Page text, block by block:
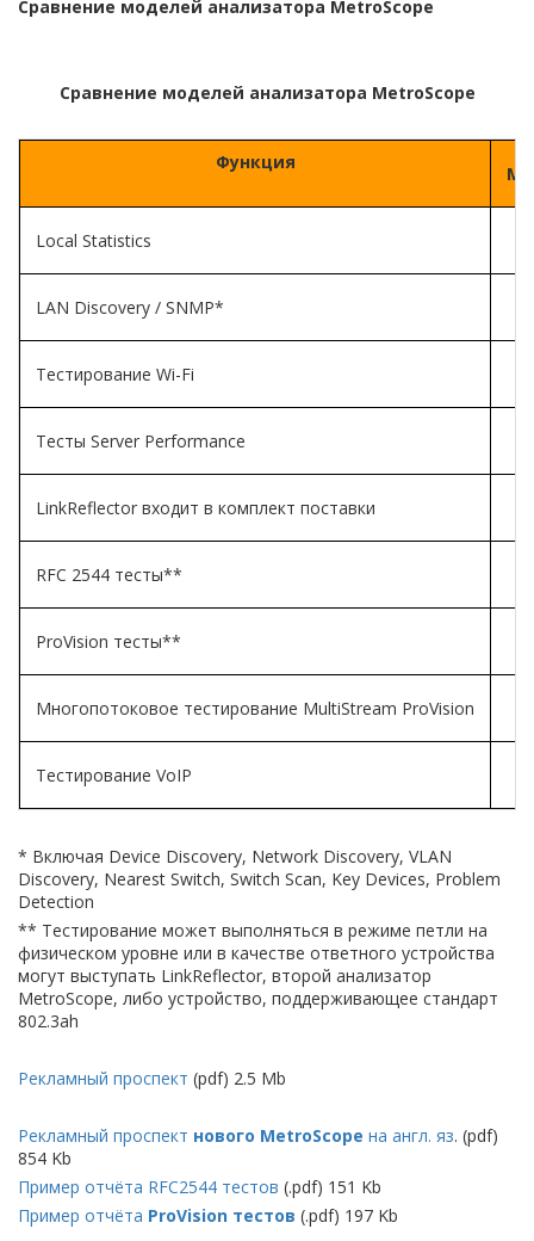
Сравнение моделей анализатора MetroScope
Сравнение моделей анализатора MetroScope
Функция
Local Statistics
LAN Discovery / SNMP*
Тестирование Wi-Fi
Тесты Server Performance
LinkReflector входит в комплект поставки
RFC 2544 тесты**
ProVision тесты**
Многопотоковое тестирование MultiStream ProVision
Тестирование VoIP
* Включая Device Discovery, Network Discovery, VLAN
Discovery, Nearest Switch, Switch Scan, Key Devices, Problem
Detection
** Тестирование может выполняться в режиме петли на
физическом уровне или в качестве ответного устройства
могут выступать LinkReflector, второй анализатор
MetroScope, либо устройство, поддерживающее стандарт
802.3ah
Рекламный проспект (pdf) 2.5 Mb
Рекламный проспект нового MetroScope на англ. яз. (pdf)
854 Kb
Пример отчёта RFC2544 тестов (.pdf) 151 Kb
Пример отчёта ProVision тестов (.pdf) 197 Kb